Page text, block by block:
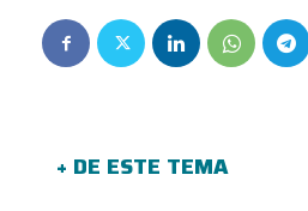
+ DE ESTE TEMA